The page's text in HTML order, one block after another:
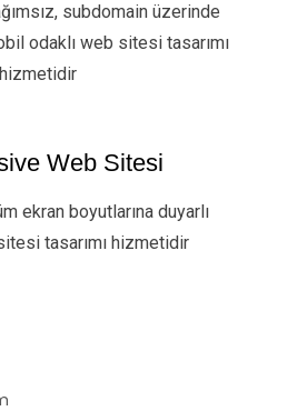
subdomain üzerinde
odaklı web sitesi tasarımı
hizmetidir
Web Sitesi
ekran boyutlarına duyarlı
tasarımı hizmetidir